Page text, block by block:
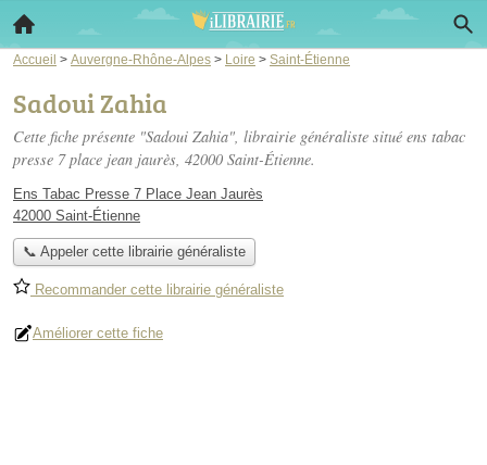
Accueil > Auvergne-Rhône-Alpes > Loire > Saint-Étienne
Sadoui Zahia
Cette fiche présente "Sadoui Zahia", librairie généraliste situé ens tabac
presse 7 place jean jaurès, 42000 Saint-Étienne.
Ens Tabac Presse 7 Place Jean Jaurès
42000 Saint-Étienne
📞 Appeler cette librairie généraliste
Recommander cette librairie généraliste
Améliorer cette fiche